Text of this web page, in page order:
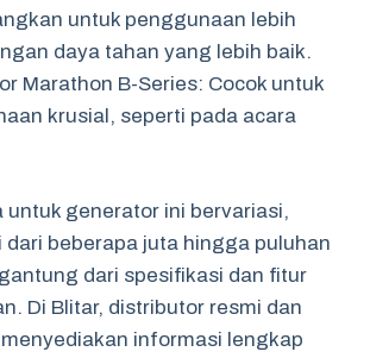
untuk penggunaan lebih
daya tahan yang lebih baik.
Marathon B-Series: Cocok untuk
krusial, seperti pada acara
untuk generator ini bervariasi,
dari beberapa juta hingga puluhan
dari spesifikasi dan fitur
Di Blitar, distributor resmi dan
informasi lengkap